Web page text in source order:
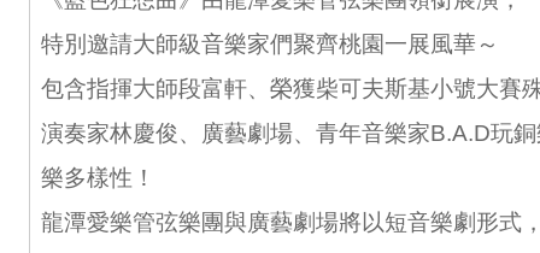
特別邀請大師級音樂家們聚齊桃園一展風華～
包含指揮大師段富軒、榮獲柴可夫斯基小號大賽
演奏家林慶俊、廣藝劇場、青年音樂家B.A.D玩
樂多樣性！
龍潭愛樂管弦樂團與廣藝劇場將以短音樂劇形式